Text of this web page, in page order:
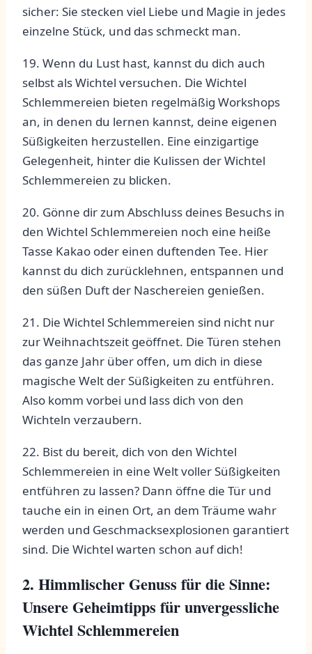
sicher: Sie stecken viel Liebe und Magie in jedes
einzelne Stück,​ und ⁣das schmeckt man.
19. Wenn‍ du Lust hast, kannst ​du ⁤dich auch
selbst ​als Wichtel versuchen. ⁢Die Wichtel
Schlemmereien‌ bieten regelmäßig Workshops
an, in⁣ denen ⁣du ‍lernen kannst, deine eigenen
Süßigkeiten ‍herzustellen. Eine einzigartige
Gelegenheit, hinter die ⁢Kulissen der Wichtel
Schlemmereien‌ zu blicken.
20. Gönne dir​ zum Abschluss deines Besuchs in
den Wichtel Schlemmereien noch‍ eine heiße
Tasse‍ Kakao ‍oder ‌einen‍ duftenden Tee. Hier
kannst du dich zurücklehnen, ⁤entspannen⁤ und
den süßen ​Duft der Naschereien genießen.
21. Die Wichtel Schlemmereien sind nicht nur​
zur​ Weihnachtszeit geöffnet. Die Türen stehen
das ganze Jahr⁢ über​ offen, um​ dich in diese
magische ​Welt⁢ der Süßigkeiten zu ⁢entführen.
⁢Also komm vorbei und lass dich von den‌
Wichteln verzaubern.
22. Bist‌ du ⁣bereit, dich von den Wichtel
Schlemmereien in eine Welt voller ⁣Süßigkeiten
entführen‌ zu lassen? Dann öffne die Tür und
tauche ein in einen‌ Ort, an ‍dem Träume wahr
werden und Geschmacksexplosionen⁣ garantiert
sind. ⁤Die Wichtel ‌warten schon auf‍ dich!
2. ⁢Himmlischer ⁤Genuss ​für die Sinne:
Unsere Geheimtipps für unvergessliche
Wichtel Schlemmereien